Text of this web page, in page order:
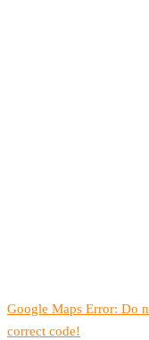
Google Maps Error: Do
correct code!